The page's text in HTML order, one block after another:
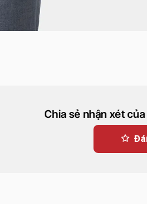
Chia sẻ nhận xét